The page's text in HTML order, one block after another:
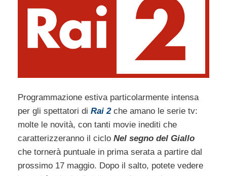
Programmazione estiva particolarmente intensa
per gli spettatori di Rai 2 che amano le serie tv:
molte le novità, con tanti movie inediti che
caratterizzeranno il ciclo Nel segno del Giallo
che tornerà puntuale in prima serata a partire dal
prossimo 17 maggio. Dopo il salto, potete vedere